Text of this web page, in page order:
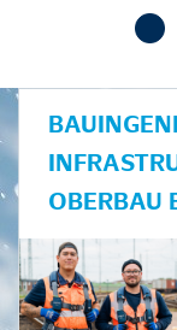
OBERBAU